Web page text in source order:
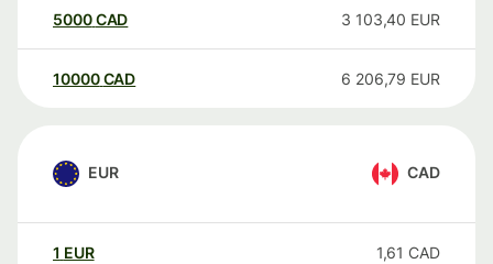
5000CAD 3 103,40 EUR
10000 CAD 6 206,79 EUR
EUR CAD
1 EUR 1,61 CAD